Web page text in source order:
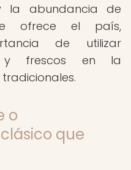
la abundancia de
ofrece el país,
de utilizar
y frescos en la
o
que